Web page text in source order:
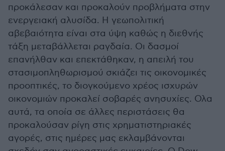
προκάλεσαν και προκαλούν προβλήματα στην
ενεργειακή αλυσίδα. Η γεωπολιτική
αβεβαιότητα είναι στα ύψη καθώς η διεθνής
τάξη μεταβάλλεται ραγδαία. Οι δασμοί
επανήλθαν και επεκτάθηκαν, η απειλή του
στασιμοπληθωρισμού σκιάζει τις οικονομικές
προοπτικές, το διογκούμενο χρέος ισχυρών
οικονομιών προκαλεί σοβαρές ανησυχίες. Ολα
αυτά, τα οποία σε άλλες περιστάσεις θα
προκαλούσαν ρίγη στις χρηματιστηριακές
αγορές, στις ημέρες μας εκλαμβάνονται